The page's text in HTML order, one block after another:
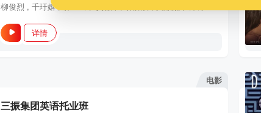
详情
电影
三振集团英语托业班